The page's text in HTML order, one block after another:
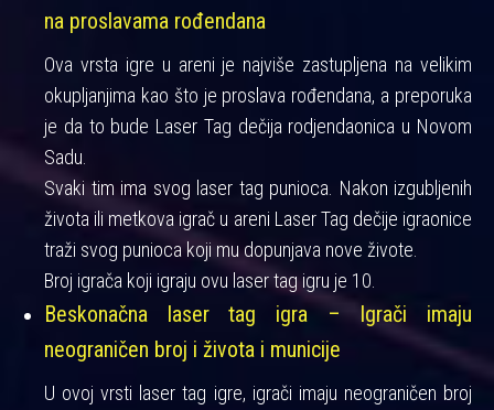
na proslavama rođendana
Ova vrsta igre u areni je najviše zastupljena na velikim
okupljanjima kao što je proslava rođendana, a preporuka
je da to bude Laser Tag dečija rodjendaonica u Novom
Sadu.
Svaki tim ima svog laser tag punioca. Nakon izgubljenih
života ili metkova igrač u areni Laser Tag dečije igraonice
traži svog punioca koji mu dopunjava nove živote.
Broj igrača koji igraju ovu laser tag igru je 10.
Beskonačna laser tag igra – Igrači imaju
neograničen broj i života i municije
U ovoj vrsti laser tag igre, igrači imaju neograničen broj